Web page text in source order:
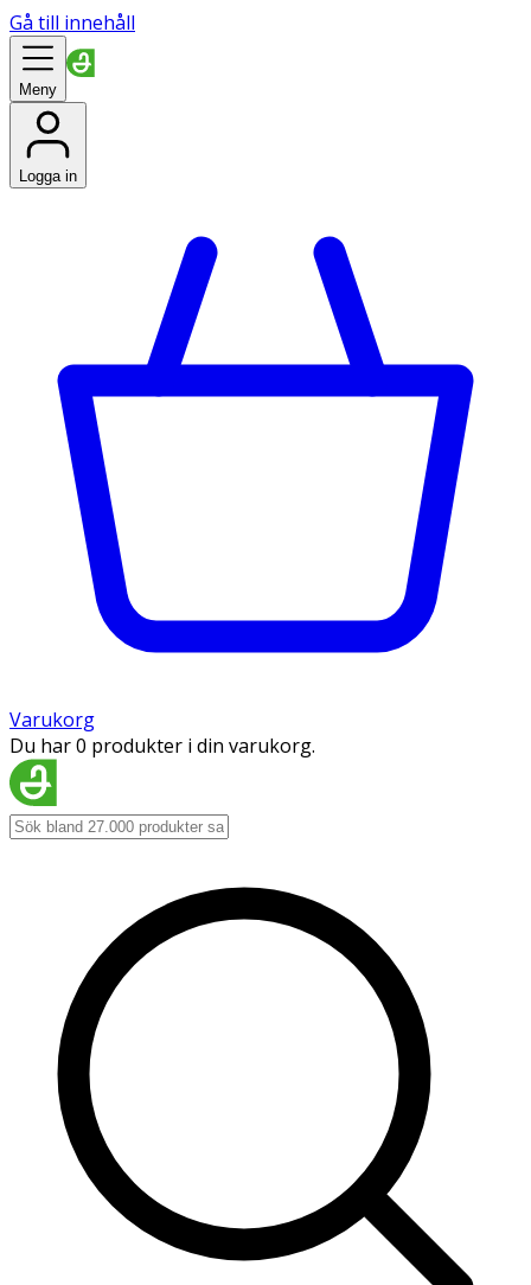
Gå till innehåll
Meny
Logga in
Varukorg
Du har 0 produkter i din varukorg.